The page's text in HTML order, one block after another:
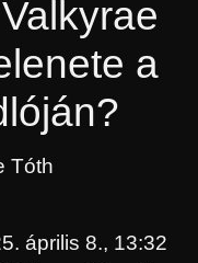
a
Tóth
április 8., 13:32